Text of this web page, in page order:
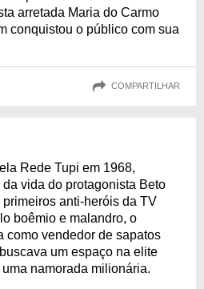
arretada Maria do Carmo
conquistou o público com sua
COMPARTILHAR
Rede Tupi em 1968,
vida do protagonista Beto
anti-heróis da TV
boêmio e malandro, o
como vendedor de sapatos
um espaço na elite
namorada milionária.